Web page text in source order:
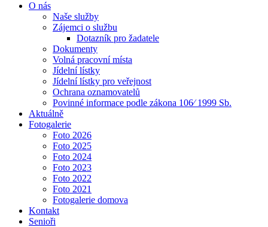
O nás
Naše služby
Zájemci o službu
Dotazník pro žadatele
Dokumenty
Volná pracovní místa
Jídelní lístky
Jídelní lístky pro veřejnost
Ochrana oznamovatelů
Povinné informace podle zákona 106⁄ 1999 Sb.
Aktuálně
Fotogalerie
Foto 2026
Foto 2025
Foto 2024
Foto 2023
Foto 2022
Foto 2021
Fotogalerie domova
Kontakt
Senioři